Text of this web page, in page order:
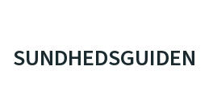
SUNDHEDSGUIDEN